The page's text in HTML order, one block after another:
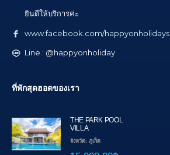
ยินดีให้บริการค่ะ
www.facebook.com/happyonholidays
Line : @happyonholiday
ที่พักสุดฮอตของเรา
THE PARK POOL
VILLA
จังหวัด: ภูเก็ต